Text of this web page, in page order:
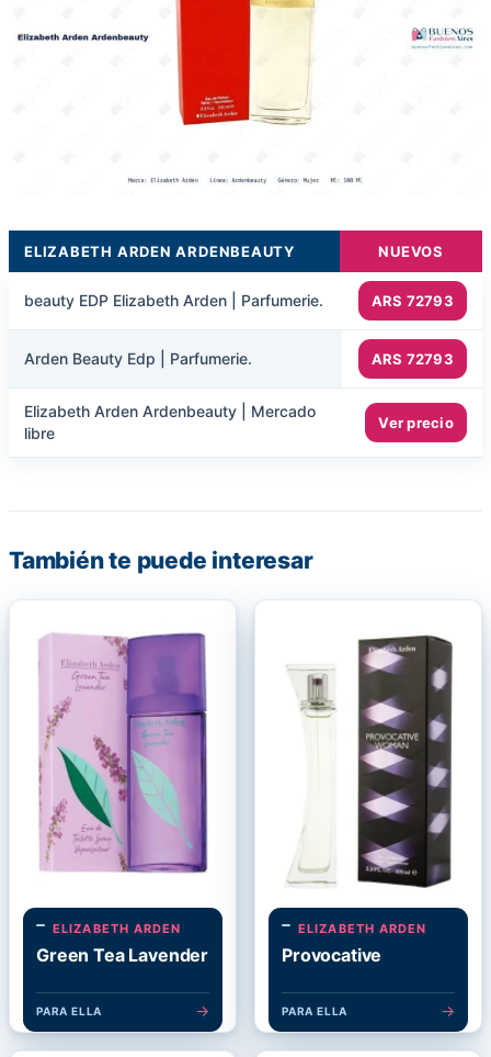
ELIZABETH ARDEN ARDENBEAUTY NUEVOS
beauty EDP Elizabeth Arden | Parfumerie. ARS 72793
Arden Beauty Edp | Parfumerie. ARS 72793
Elizabeth Arden Ardenbeauty | Mercado
libre
Ver precio
También te puede interesar
ELIZABETH ARDEN
Green Tea Lavender
PARA ELLA →
ELIZABETH ARDEN
Provocative
PARA ELLA →